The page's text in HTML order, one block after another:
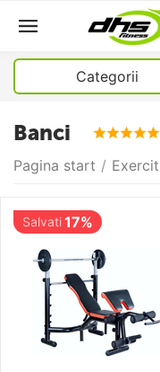
Categorii
Banci
Pagina start /
Salvati17%